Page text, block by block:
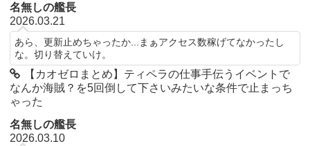
名無しの艦長
2026.03.21
あら、更新止めちゃったか...まぁアクセス数稼げてなかったし
な。切り替えていけ。
【カオゼロまとめ】ティペラの仕事手伝うイベントで
なんか海賊？を5回倒して下さいみたいな条件で止まっち
ゃった
名無しの艦長
2026.03.10